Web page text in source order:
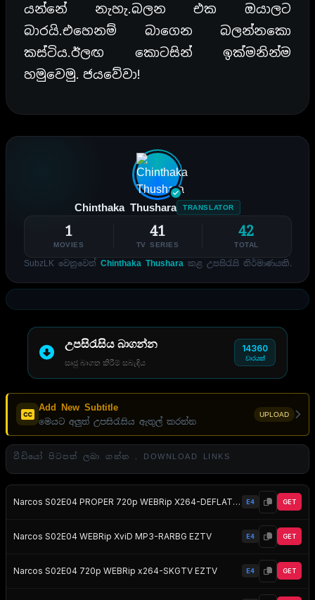
යන්නේ නැහැ.බලන එක ඔයාලට
බාරයි.එහෙනම් බාගෙන බලන්නකො
කස්ටිය.ඊලඟ කොටසින් ඉක්මනින්ම
හමුවෙමු. ජයවේවා!
Chinthaka Thushara TRANSLATOR
1
MOVIES
41
TV SERIES
42
TOTAL
SubzLK වෙනුවෙන් Chinthaka Thusharaකළ උපසිරැසි නිර්මාණයකි.
උපසිරැසිය බාගන්න
සෘජු බාගත කිරීම් සබැඳිය
14360
වාරයක්
Add New Subtitle
මෙයට අලුත් උපසිරැසිය ඇතුල් කරන්න
UPLOAD
වීඩියෝ පිටපත් ලබා ගන්න . DOWNLOAD LINKS
Narcos S02E04 PROPER 720p WEBRip X264-DEFLATE EZTV E4 GET
Narcos S02E04 WEBRip XviD MP3-RARBG EZTV E4 GET
Narcos S02E04 720p WEBRip x264-SKGTV EZTV E4 GET